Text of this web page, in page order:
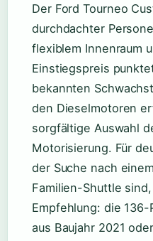
Der Ford Tourneo
durchdachter
flexiblem Innenraum
Einstiegspreis
bekannten
den Dieselmotoren
sorgfältige Auswahl
Motorisierung. Für
der Suche nach
Familien-Shuttle
Empfehlung: die 136-
aus Baujahr 2021